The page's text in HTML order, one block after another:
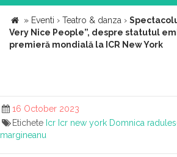
» Eventi › Teatro & danza ›
Very Nice People”, despre statutul
premieră mondială la ICR New York
16 October 2023
Etichete Icr Icr new york Domnica
margineanu